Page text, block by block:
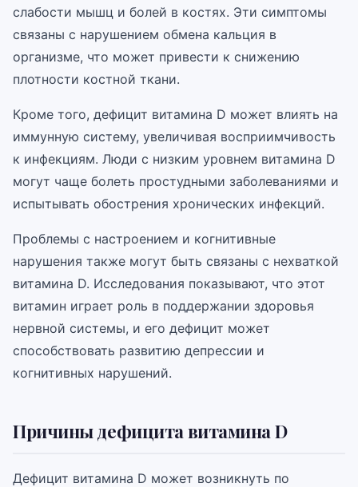
слабости мышц и болей в костях. Эти симптомы
связаны с нарушением обмена кальция в
организме, что может привести к снижению
плотности костной ткани.
Кроме того, дефицит витамина D может влиять на
иммунную систему, увеличивая восприимчивость
к инфекциям. Люди с низким уровнем витамина D
могут чаще болеть простудными заболеваниями и
испытывать обострения хронических инфекций.
Проблемы с настроением и когнитивные
нарушения также могут быть связаны с нехваткой
витамина D. Исследования показывают, что этот
витамин играет роль в поддержании здоровья
нервной системы, и его дефицит может
способствовать развитию депрессии и
когнитивных нарушений.
Причины дефицита витамина D
Дефицит витамина D может возникнуть по